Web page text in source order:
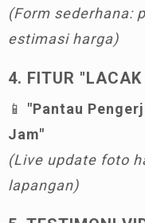
(Form sederhana:
estimasi harga)
4. FITUR
📱 "Pantau
Jam"
(Live update foto
lapangan)